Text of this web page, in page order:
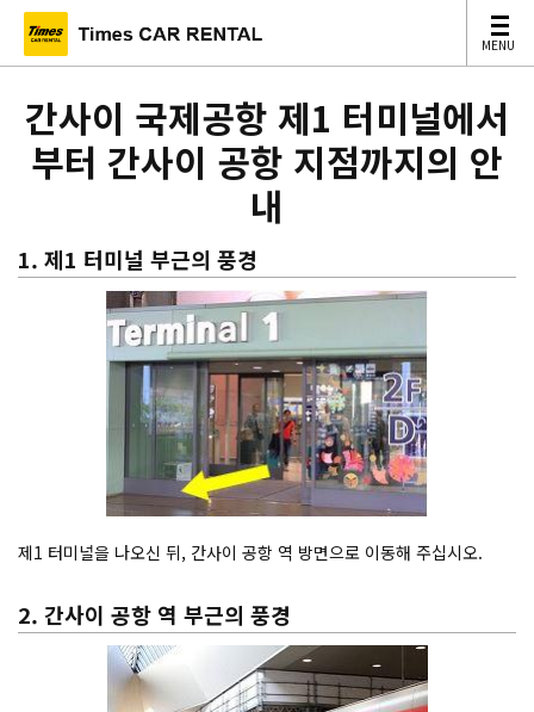
MENU
MENU
간사이 국제공항 제1 터미널에서
부터 간사이 공항 지점까지의 안
내
1. 제1 터미널 부근의 풍경
제1 터미널을 나오신 뒤, 간사이 공항 역 방면으로 이동해 주십시오.
2. 간사이 공항 역 부근의 풍경